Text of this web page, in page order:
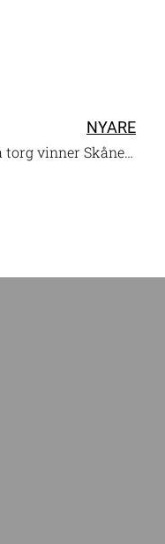
NYARE
Stora torg vinner Skånes arkitekturpris 2022